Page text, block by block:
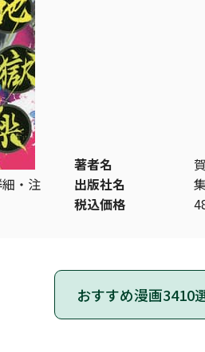
・注
著者名
出版社名
税込価格
おすすめ漫画3410